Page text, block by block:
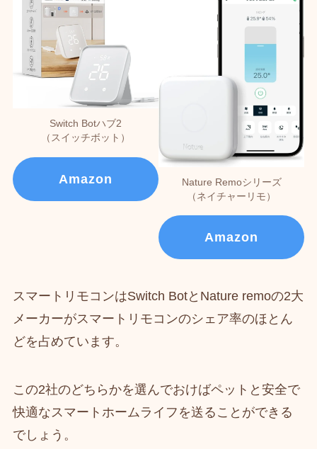
Switch Botハブ2
（スイッチボット）
Amazon
Nature Remoシリーズ
（ネイチャーリモ）
Amazon
スマートリモコンはSwitch BotとNature remoの2大
メーカーがスマートリモコンのシェア率のほとん
どを占めています。
この2社のどちらかを選んでおけばペットと安全で
快適なスマートホームライフを送ることができる
でしょう。